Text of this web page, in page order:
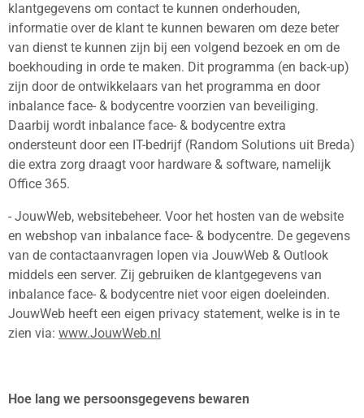
klantgegevens om contact te kunnen onderhouden,
informatie over de klant te kunnen bewaren om deze beter
van dienst te kunnen zijn bij een volgend bezoek en om de
boekhouding in orde te maken. Dit programma (en back-up)
zijn door de ontwikkelaars van het programma en door
inbalance face- & bodycentre voorzien van beveiliging.
Daarbij wordt inbalance face- & bodycentre extra
ondersteunt door een IT-bedrijf (Random Solutions uit Breda)
die extra zorg draagt voor hardware & software, namelijk
Office 365.
​- JouwWeb, websitebeheer. Voor het hosten van de website
en webshop van inbalance face- & bodycentre. De gegevens
van de contactaanvragen lopen via JouwWeb & Outlook
middels een server. Zij gebruiken de klantgegevens van
inbalance face- & bodycentre niet voor eigen doeleinden.
JouwWeb heeft een eigen privacy statement, welke is in te
zien via: www.JouwWeb.nl
Hoe lang we persoonsgegevens bewaren